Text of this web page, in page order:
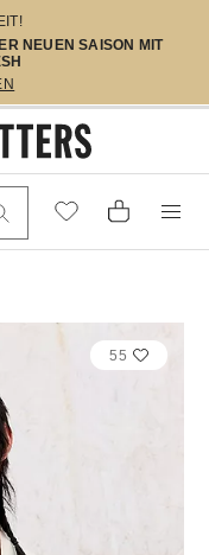
NEUEN SAISON MIT
55